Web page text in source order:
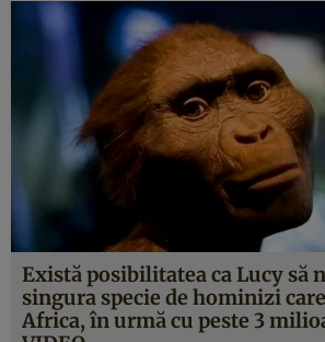
Există posibilitatea ca Lucy să
singura specie de hominizi
Africa, în urmă cu peste 3